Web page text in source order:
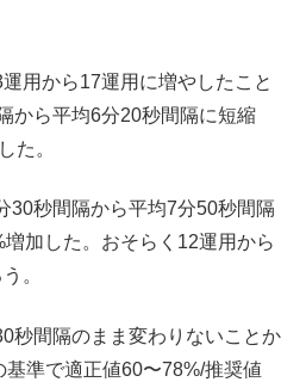
用から17運用に増やしたこと
から平均6分20秒間隔に短縮
た。
30秒間隔から平均7分50秒間隔
加した。おそらく12運用から
。
秒間隔のまま変わりないことか
基準で適正値60〜78%/推奨値